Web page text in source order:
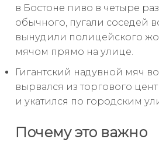
в Бостоне пиво в четыре
обычного, пугали соседей
вынудили полицейского
мячом прямо на улице.
Гигантский надувной мяч
вырвался из торгового
и укатился по городским
Почему это важно